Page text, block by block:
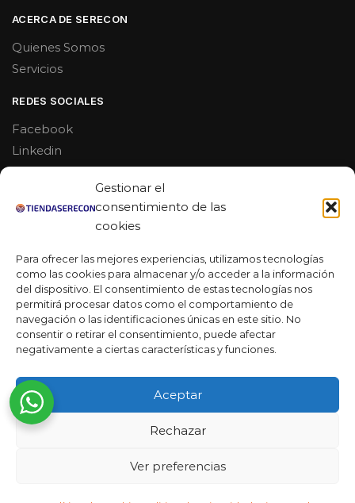
Gestionar el
consentimiento de las
cookies
Para ofrecer las mejores experiencias, utilizamos tecnologías
como las cookies para almacenar y/o acceder a la información
del dispositivo. El consentimiento de estas tecnologías nos
permitirá procesar datos como el comportamiento de
navegación o las identificaciones únicas en este sitio. No
consentir o retirar el consentimiento, puede afectar
negativamente a ciertas características y funciones.
Aceptar
Rechazar
Ver preferencias
ACERCA DE SERECON
Quienes Somos
Servicios
REDES SOCIALES
Facebook
Linkedin
Youtube
MAS DE 50 RESEÑAS
★★★★★
La verdad es que fue una compra muy económica, la
calidad mucho mejor de lo que esperaba y la entrega en un
día. ¡Estoy muy satisfecha con la atención al cliente y el
servicio!
Desarrollado por
Ready Marketing 2023 ©